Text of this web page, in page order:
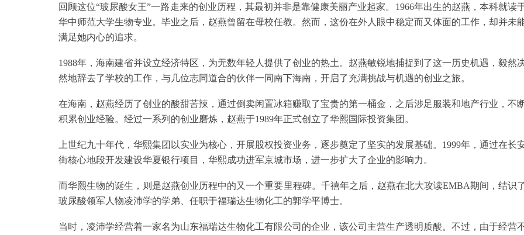
回顾这位“玻尿酸女王”一路走来的创业历程，其最初并非是靠健康美丽产业起家。1966年出生的赵燕，本科就读
华中师范大学生物专业。毕业之后，赵燕曾留在母校任教。然而，这份在外人眼中稳定而又体面的工作，却并未
满足她内心的追求。
1988年，海南建省并设立经济特区，为无数年轻人提供了创业的热土。赵燕敏锐地捕捉到了这一历史机遇，毅然
然地辞去了学校的工作，与几位志同道合的伙伴一同南下海南，开启了充满挑战与机遇的创业之旅。
在海南，赵燕经历了创业的酸甜苦辣，通过倒卖闲置冰箱赚取了宝贵的第一桶金，之后涉足服装和地产行业，不
积累创业经验。经过一系列的创业磨炼，赵燕于1989年正式创立了华熙国际投资集团。
上世纪九十年代，华熙集团以实业为核心，开展股权投资业务，逐步奠定了坚实的发展基础。1999年，通过在长
街核心地段开发建设华夏银行项目，华熙成功进军京城市场，进一步扩大了企业的影响力。
而华熙生物的诞生，则是赵燕创业历程中的又一个重要里程碑。千禧年之后，赵燕在北大攻读EMBA期间，结识
玻尿酸领军人物凌沛学的学弟、任职于福瑞达生物化工的郭学平博士。
当时，凌沛学经营着一家名为山东福瑞达生物化工有限公司的企业，该公司主营生产透明质酸。不过，由于经营